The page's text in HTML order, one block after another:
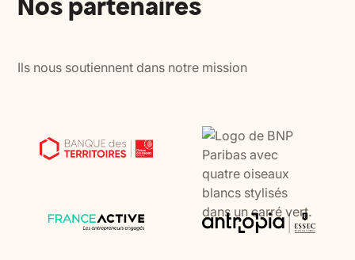
Nos partenaires
Ils nous soutiennent dans notre mission